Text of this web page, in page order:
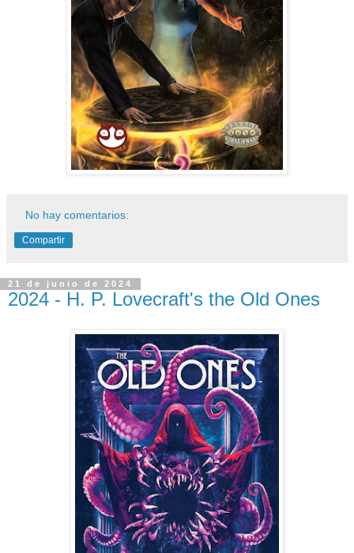
No hay comentarios:
Compartir
21 de junio de 2024
2024 - H. P. Lovecraft's the Old Ones